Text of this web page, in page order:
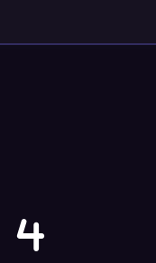
4